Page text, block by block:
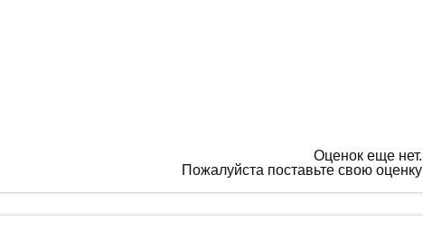
Оценок еще нет.
Пожалуйста поставьте свою оценку